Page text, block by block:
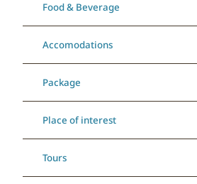
Food & Beverage
Accomodations
Package
Place of interest
Tours